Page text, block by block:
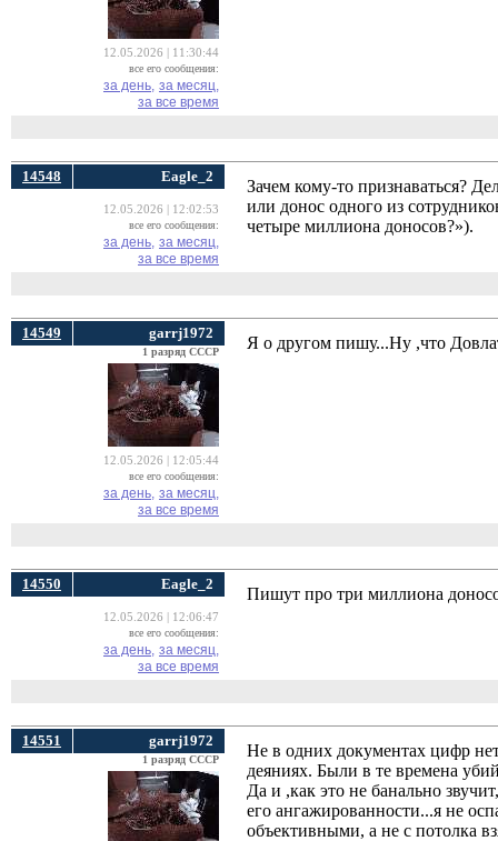
12.05.2026 | 11:30:44
все его сообщения:
за день, за месяц,
за все время
14548 Eagle_2
12.05.2026 | 12:02:53
все его сообщения:
за день, за месяц,
за все время
Зачем кому-то признаваться?
или донос одного из
четыре миллиона доносов?»).
14549 garrj1972
1 разряд СССР
12.05.2026 | 12:05:44
все его сообщения:
за день, за месяц,
за все время
Я о другом пишу...Ну ,что
14550 Eagle_2
12.05.2026 | 12:06:47
все его сообщения:
за день, за месяц,
за все время
Пишут про три миллиона
14551 garrj1972
1 разряд СССР
Не в одних документах цифр
деяниях. Были в те времена
Да и ,как это не банально
его ангажированности...я не
объективными, а не с потолка